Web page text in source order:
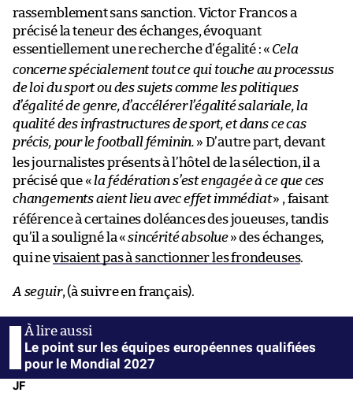
rassemblement sans sanction. Victor Francos a
précisé la teneur des échanges, évoquant
essentiellement une recherche d’égalité : « Cela
concerne spécialement tout ce qui touche au processus
de loi du sport ou des sujets comme les politiques
d’égalité de genre, d’accélérer l’égalité salariale, la
qualité des infrastructures de sport, et dans ce cas
précis, pour le football féminin. » D’autre part, devant
les journalistes présents à l’hôtel de la sélection, il a
précisé que « la fédération s’est engagée à ce que ces
changements aient lieu avec effet immédiat» , faisant
référence à certaines doléances des joueuses, tandis
qu’il a souligné la «sincérité absolue» des échanges,
qui nevisaient pas à sanctionner les frondeuses.
A seguir, (à suivre en français).
Le point sur les équipes européennes qualifiées
pour le Mondial 2027
JF